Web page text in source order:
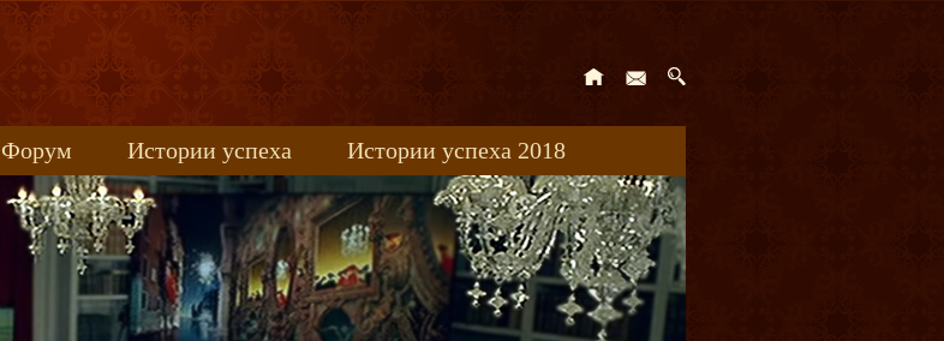
Форум Истории успеха
Истории успеха 2018
Книжные новинки
uspeh_2017